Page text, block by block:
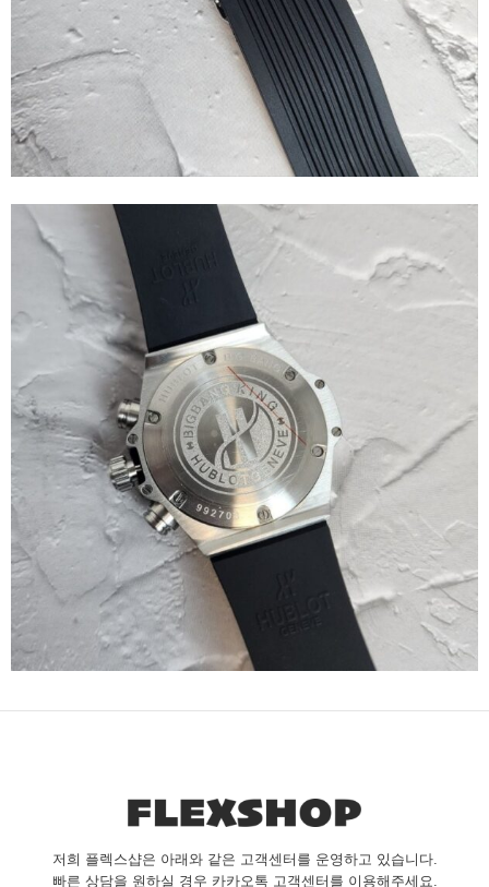
저희 플렉스샵은 아래와 같은 고객센터를 운영하고 있습니다.
빠른 상담을 원하실 경우 카카오톡 고객센터를 이용해주세요.